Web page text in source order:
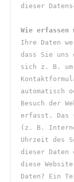
dieser
Wie erfassen
Ihre Daten
dass Sie
sich z. B.
automatisch
Besuch der
erfasst. Das
(z. B.
Uhrzeit des
dieser
diese
Daten? Ein